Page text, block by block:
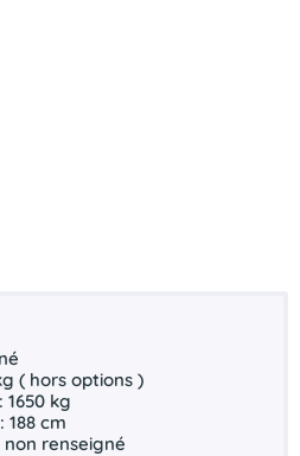
( hors options )
kg
cm
renseigné